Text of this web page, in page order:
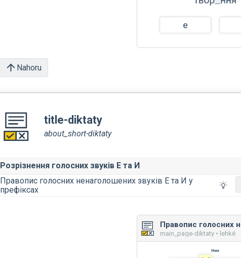
Nahoru
title-diktaty
about_short-diktaty
Розрізнення голосних звуків Е та И
Правопис голосних ненаголошених звуків Е та И у
префіксах
main_page-diktaty • lehké